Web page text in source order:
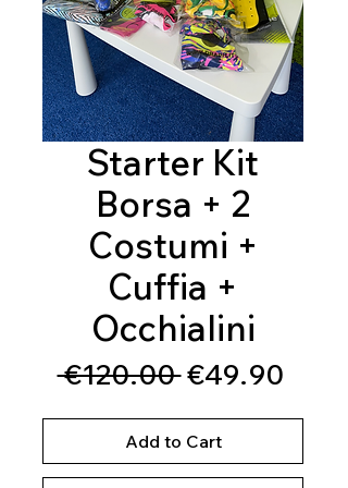
Starter Kit
Borsa + 2
Costumi +
Cuffia +
Occhialini
€120.00 Regular
€49.90Sale
Add to Cart